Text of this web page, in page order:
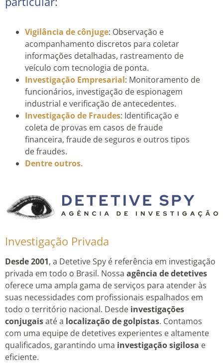
Vigilância de cônjuge: Observação e
acompanhamento discretos para coletar
informações detalhadas, rastreamento de
veículo com tecnologia de ponta.
Investigação Empresarial: Monitoramento de
funcionários, investigação de espionagem
industrial e verificação de antecedentes.
Investigação de Fraudes: Identificação e
coleta de provas em casos de fraude
financeira, fraude de seguros e outros tipos
de fraudes.
Dentre outros.
Investigação Privada
Desde 2001, a Detetive Spy é referência em investigação
privada em todo o Brasil. Nossa agência de detetives
oferece uma ampla gama de serviços para atender às
suas necessidades com profissionais espalhados em
todo o território nacional. Desde investigações
conjugaisaté a localização de golpistas. Contamos
com uma equipe de detetives experientes e altamente
qualificados, garantindo uma investigação sigilosa e
eficiente.